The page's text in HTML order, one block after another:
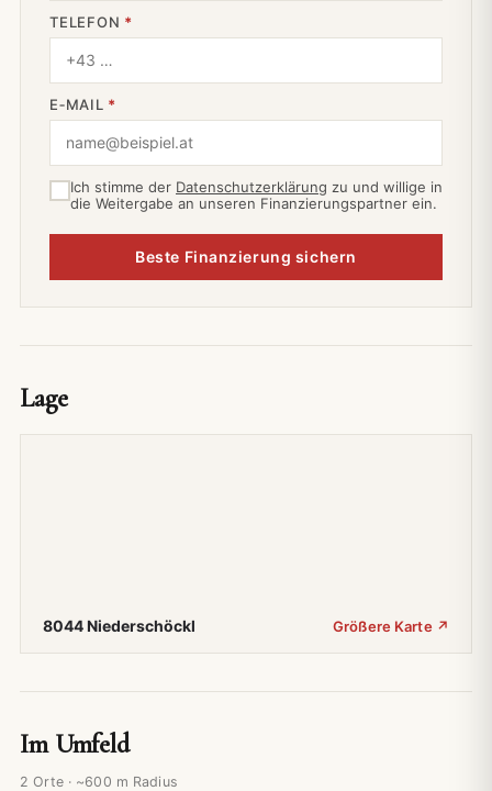
TELEFON *
E‑MAIL *
Ich stimme der Datenschutzerklärung zu und willige in
die Weitergabe an unseren Finanzierungspartner ein.
Beste Finanzierung sichern
Lage
8044 Niederschöckl Größere Karte ↗
Im Umfeld
2 Orte · ~600 m Radius